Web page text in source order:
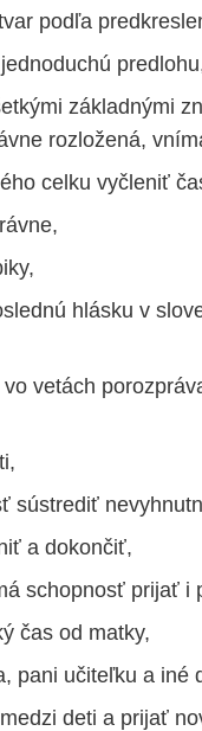
podľa
základnými
rozložená,
celku vyčleniť
hlásku v
vetách
sústrediť
a dokončiť,
schopnosť prijať i
čas od matky,
pani učiteľku a iné
deti a prijať